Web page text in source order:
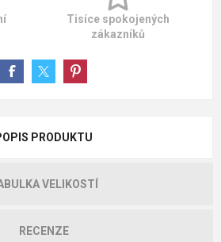
Tisíce spokojených
zákazníků
PRODUKTU
VELIKOSTÍ
RECENZE